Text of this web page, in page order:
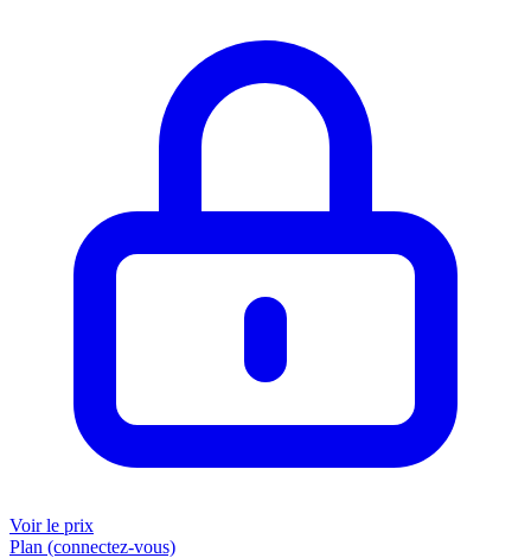
Voir le prix
Plan (connectez-vous)